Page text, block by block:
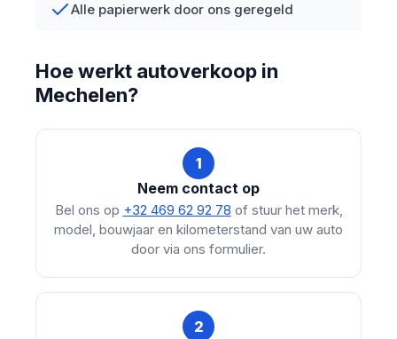
Alle papierwerk door ons geregeld
Hoe werkt autoverkoop in
Mechelen?
1
Neem contact op
Bel ons op +32 469 62 92 78 of stuur het merk,
model, bouwjaar en kilometerstand van uw auto
door via ons formulier.
2